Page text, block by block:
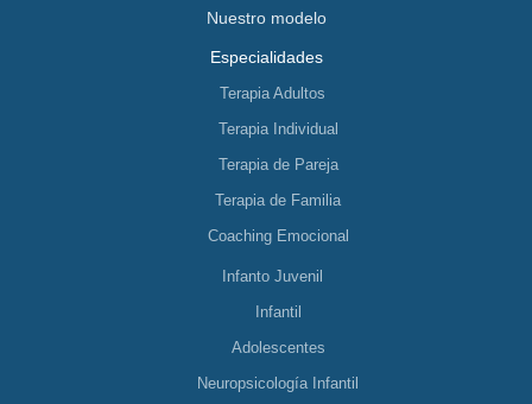
Nuestro modelo
Especialidades
Terapia Adultos
Terapia Individual
Terapia de Pareja
Terapia de Familia
Coaching Emocional
Infanto Juvenil
Infantil
Adolescentes
Neuropsicología Infantil